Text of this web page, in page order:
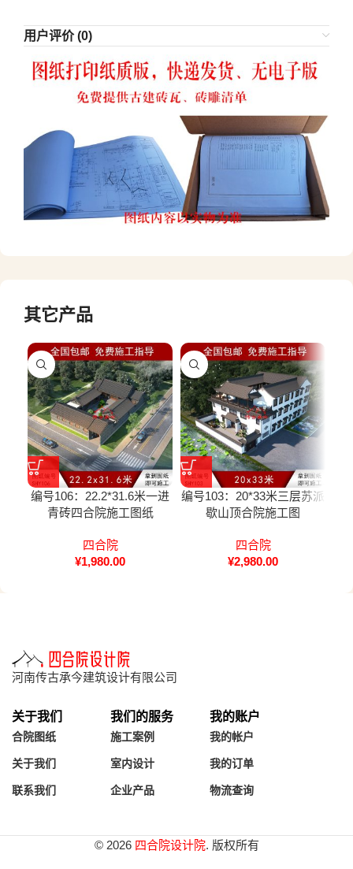
用户评价 (0)
其它产品
编号106：22.2*31.6米一进
青砖四合院施工图纸
四合院
¥1,980.00
编号103：20*33米三层苏派
歇山顶合院施工图
四合院
¥2,980.00
河南传古承今建筑设计有限公司
关于我们
合院图纸
关于我们
联系我们
我们的服务
施工案例
室内设计
企业产品
我的账户
我的帐户
我的订单
物流查询
© 2026 四合院设计院. 版权所有